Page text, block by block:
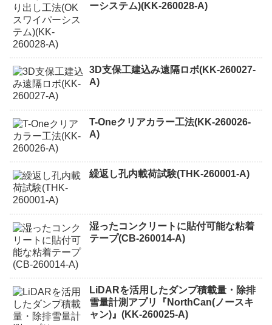
ーシステム)(KK-260028-A)
3D支保工建込み遠隔ロボ(KK-260027-
A)
T-Oneクリアカラー工法(KK-260026-
A)
繰返し孔内載荷試験(THK-260001-A)
湿ったコンクリートに貼付可能な粘着
テープ(CB-260014-A)
LiDARを活用したダンプ積載量・除排
雪量計測アプリ『NorthCan(ノースキ
ャン)』(KK-260025-A)